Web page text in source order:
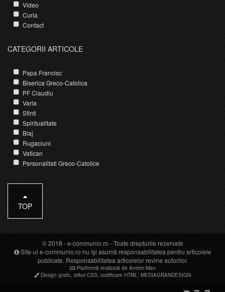
Video
Curia
Contact
CATEGORII ARTICOLE
Papa Francisc
Biserica Greco-Catolica
PF Claudiu
Varia
Sfinti
Spiritualitate
Blaj
Rugaciuni
Vatican
Personalitati Greco-Catolice
TOP
© 2018 -e-communio.ro - Toate drepturile rezervate
Site-ul e-communio.ro nu își asumă responsabilitatea pentru articolele
publicate. Responsabilitatea articolelor revine autorilor.
Platformă realizată de Andrei Man
Design grafic, stiluri CSS, codificare HTML: MEDIAGRANDESIGN